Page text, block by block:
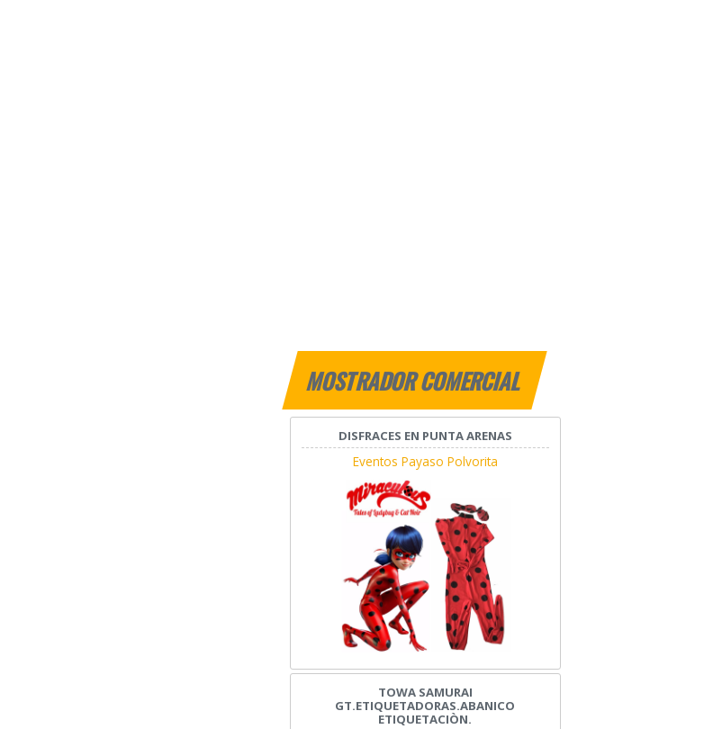
MOSTRADOR COMERCIAL
DISFRACES EN PUNTA ARENAS
Eventos Payaso Polvorita
TOWA SAMURAI
GT.ETIQUETADORAS.ABANICO
ETIQUETACIÒN.